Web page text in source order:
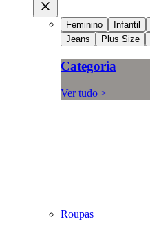
Feminino Infantil
Jeans
Plus Size
Categoria
Ver tudo >
Roupas